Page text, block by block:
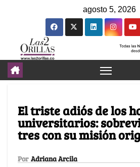
agosto 5, 2026
El triste adiós de los
universitarios:
tres con su misión
Por Adriana Arcila